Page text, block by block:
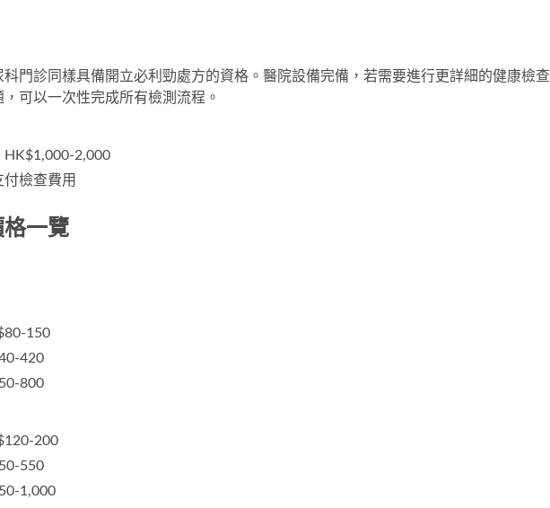
門診同樣具備開立必利勁處方的資格。醫院設備完備，若需要進行更詳細的健康檢查
可以一次性完成所有檢測流程。
HK$1,000-2,000
檢查費用
一覽
150
420
800
200
550
1,000